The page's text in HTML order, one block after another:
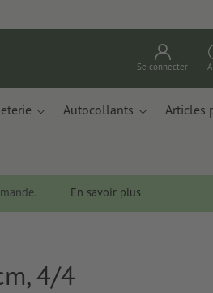
Se connecter
Autocollants Articles
En savoir plus
4/4